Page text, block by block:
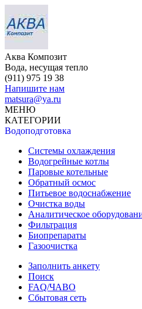
Аква Композит
Вода, несущая тепло
(911) 975 19 38
Напишите нам
matsura@ya.ru
МЕНЮ
КАТЕГОРИИ
Водоподготовка
Системы охлаждения
Водогрейные котлы
Паровые котельные
Обратный осмос
Питьевое водоснабжение
Очистка воды
Аналитическое
Фильтрация
Биопрепараты
Газоочистка
Заполнить анкету
Поиск
FAQ/ЧАВО
Сбытовая сеть